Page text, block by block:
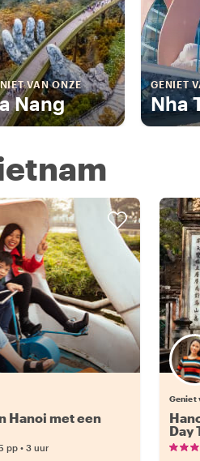
VAN ONZE
Nang
GENIET
Nha
Hanoi met een
pp •3 uur
Geniet
Day